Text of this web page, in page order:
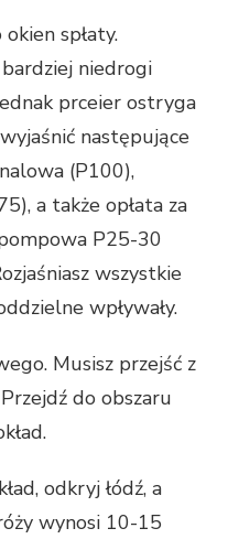
okien spłaty.
niedrogi
prceier ostryga
następujące
(P100),
a także opłata za
P25-30
wszystkie
wpływały.
Musisz przejść z
do obszaru
odkryj łódź, a
wynosi 10-15